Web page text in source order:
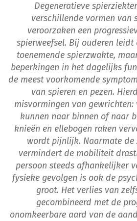
Degeneratieve
verschillende vormen van
veroorzaken een
spierweefsel. Bij ouderen
toenemende spierzwakte,
beperkingen in het dagelijks
de meest voorkomende
van spieren en pezen.
misvormingen van gewrichten:
kunnen naar binnen of naar
knieën en ellebogen raken
wordt pijnlijk. Naarmate de
vermindert de mobiliteit
persoon steeds afhankelijker
fysieke gevolgen is ook de
groot. Het verlies van
gecombineerd met de
onomkeerbare aard van de